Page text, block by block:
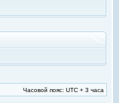
Часовой пояс: UTC + 3 часа